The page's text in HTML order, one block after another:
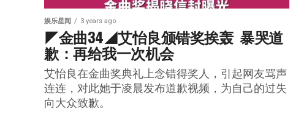
娱乐星闻 3 years ago
◤金曲34◢艾怡良颁错奖挨轰  暴哭道
歉：再给我一次机会
艾怡良在金曲奖典礼上念错得奖人，引起网友骂声
连连，对此她于凌晨发布道歉视频，为自己的过失
向大众致歉。